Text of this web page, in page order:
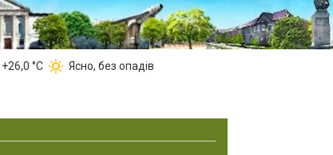
+26,0 °С Ясно, без опадів